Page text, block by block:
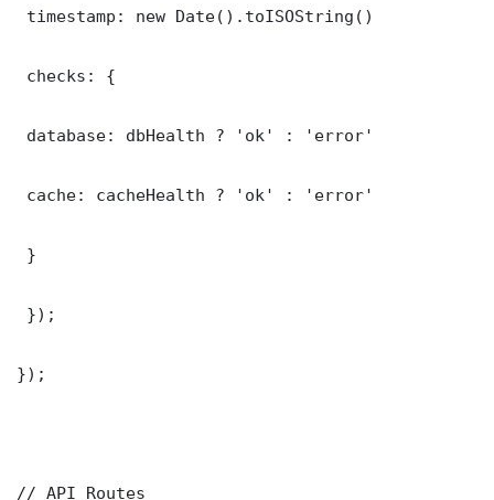
timestamp: new Date().toISOString()
checks: {
database: dbHealth ? 'ok' : 'error'
cache: cacheHealth ? 'ok' : 'error'
}
});
});
// API Routes